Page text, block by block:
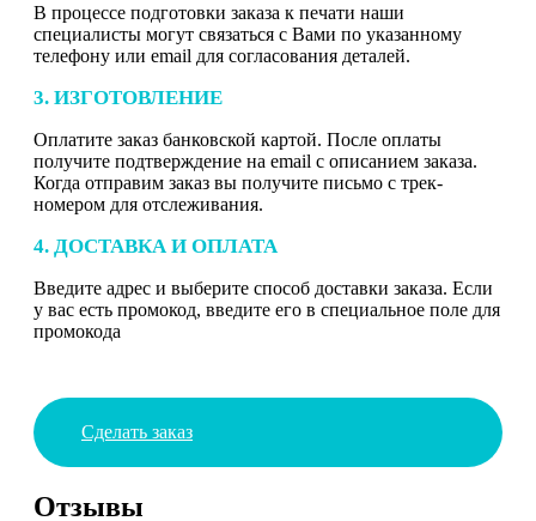
В процессе подготовки заказа к печати наши
специалисты могут связаться с Вами по указанному
телефону или email для согласования деталей.
3. ИЗГОТОВЛЕНИЕ
Оплатите заказ банковской картой. После оплаты
получите подтверждение на email с описанием заказа.
Когда отправим заказ вы получите письмо с трек-
номером для отслеживания.
4. ДОСТАВКА И ОПЛАТА
Введите адрес и выберите способ доставки заказа. Если
у вас есть промокод, введите его в специальное поле для
промокода
Сделать заказ
Отзывы